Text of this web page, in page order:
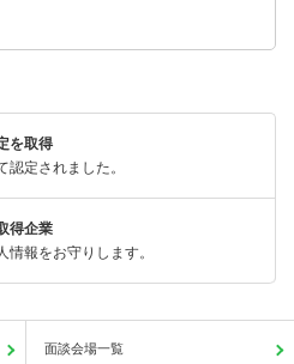
を取得
定されました。
得企業
情報をお守りします。
面談会場一覧